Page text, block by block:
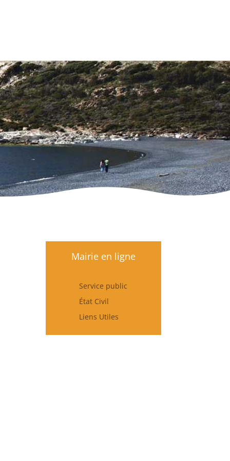
Mairie en ligne
Service public
État Civil
Liens Utiles